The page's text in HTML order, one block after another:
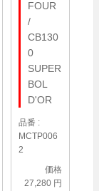
FOUR
/
CB130
0
SUPER
BOL
D'OR
品番 :
MCTP006
2
価格
27,280 円